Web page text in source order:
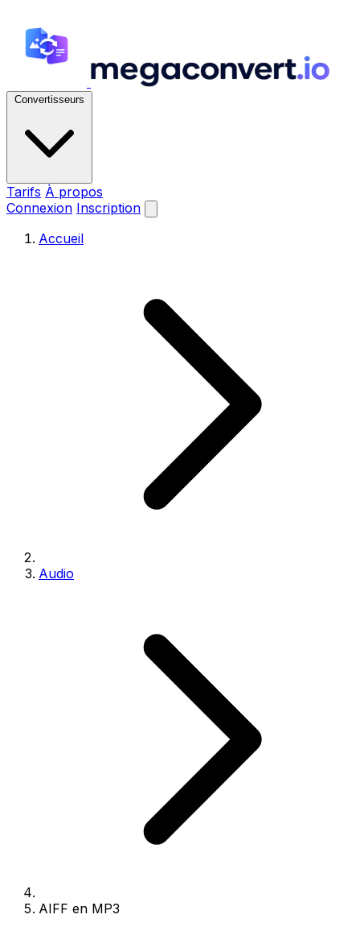
Convertisseurs
Tarifs À propos
Connexion Inscription
Accueil
Audio
AIFF en MP3